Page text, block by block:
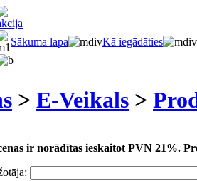
Sākuma lapa Kā iegādāties
> E-Veikals >
ir norādītas ieskaitot PVN 21%.